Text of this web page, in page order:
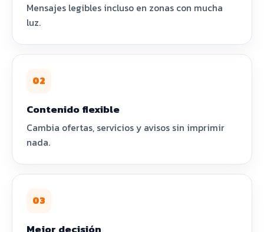
Mensajes legibles incluso en zonas con mucha
luz.
02
Contenido flexible
Cambia ofertas, servicios y avisos sin imprimir
nada.
03
Mejor decisión